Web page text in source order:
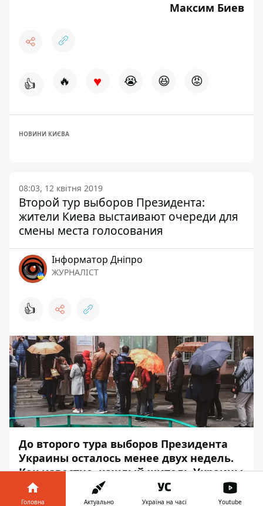
Максим Биев
👍 🔥 ♥ 😭 😆 😡
НОВИНИ КИЄВА
08:03, 12 квітня 2019
Второй тур выборов Президента:
жители Киева выстаивают очереди для
смены места голосования
Інформатор Дніпро
ЖУРНАЛІСТ
👍
До второго тура выборов Президента
Украины осталось менее двух недель.
Как известно, каждый житель Украины
голосует по месту прописки. А для тех,
кто проживает в другом городе или
Головна Актуально Україна на часі Youtube